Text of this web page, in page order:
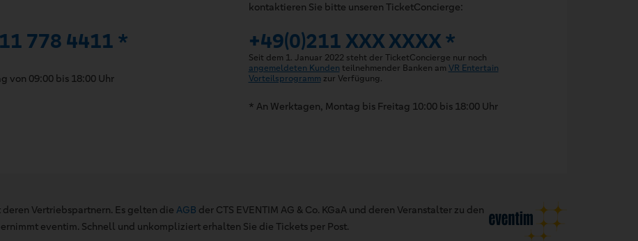
778 4411 *
von 09:00 bis 18:00 Uhr
kontaktieren Sie bitte unseren TicketConcierge:
+49(0)211 XXX XXXX *
Seit dem 1. Januar 2022 steht der TicketConcierge nur noch
angemeldeten Kunden teilnehmender Banken am VR Entertain
Vorteilsprogramm zur Verfügung.
* An Werktagen, Montag bis Freitag 10:00 bis 18:00 Uhr
Vertriebspartnern. Es gelten die AGB der CTS EVENTIM AG & Co. KGaA und deren Veranstalter zu den
eventim. Schnell und unkompliziert erhalten Sie die Tickets per Post.